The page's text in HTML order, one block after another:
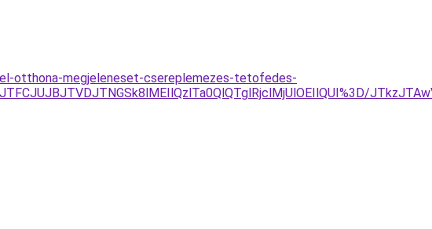
otthona-megjeleneset-csereplemezes-tetofedes-